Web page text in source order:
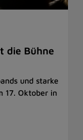
die Bühne
und starke
17. Oktober in